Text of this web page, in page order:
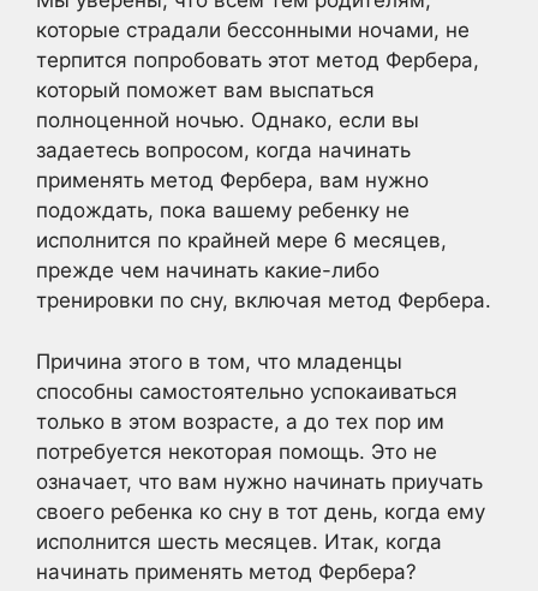
которые страдали бессонными ночами, не
терпится попробовать этот метод Фербера,
который поможет вам выспаться
полноценной ночью. Однако, если вы
задаетесь вопросом, когда начинать
применять метод Фербера, вам нужно
подождать, пока вашему ребенку не
исполнится по крайней мере 6 месяцев,
прежде чем начинать какие-либо
тренировки по сну, включая метод Фербера.
Причина этого в том, что младенцы
способны самостоятельно успокаиваться
только в этом возрасте, а до тех пор им
потребуется некоторая помощь. Это не
означает, что вам нужно начинать приучать
своего ребенка ко сну в тот день, когда ему
исполнится шесть месяцев. Итак, когда
начинать применять метод Фербера?